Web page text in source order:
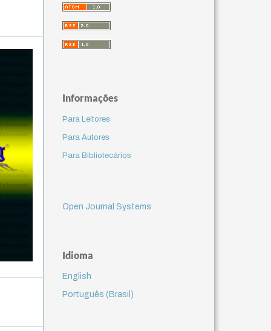
Informações
Para Leitores
Para Autores
Para Bibliotecários
Open Journal Systems
Idioma
English
Português (Brasil)